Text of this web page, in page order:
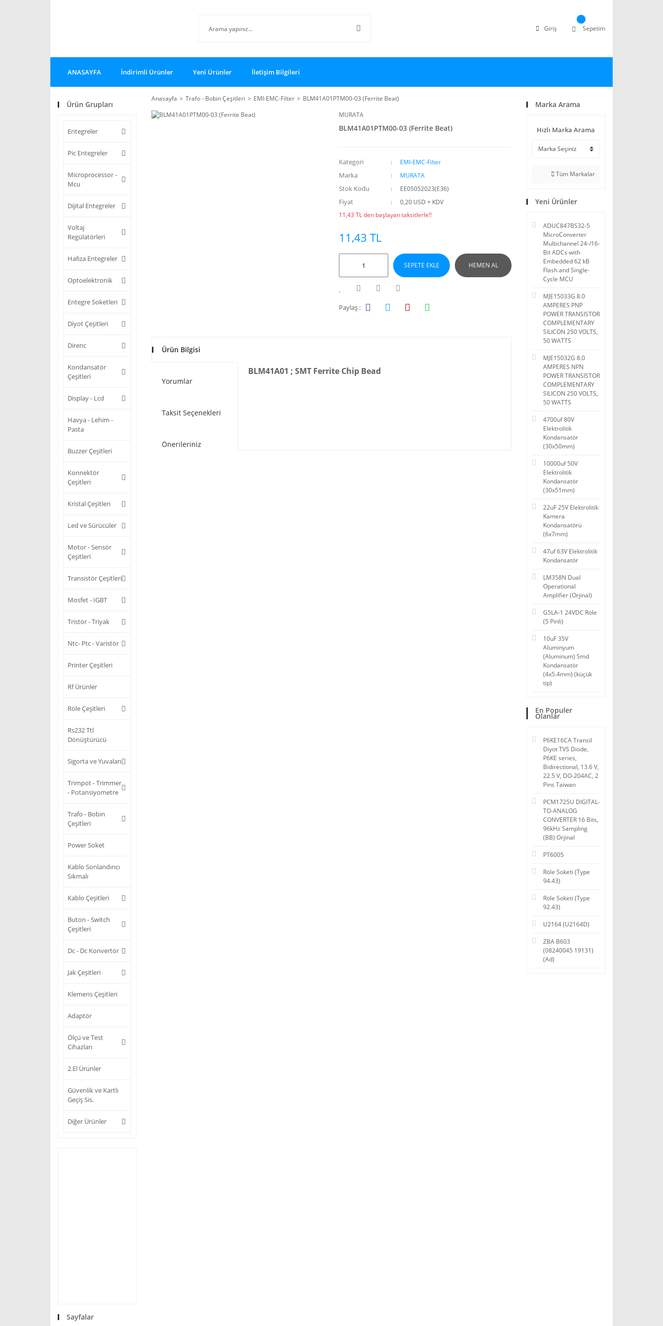
Giriş Sepetim
ANASAYFA İndirimli Ürünler Yeni Ürünler İletişim Bilgileri
Ürün Grupları
Entegreler
Pic Entegreler
Microprocessor -
Mcu
Dijital Entegreler
Voltaj
Regülatörleri
Hafıza Entegreler
Optoelektronik
Entegre Soketleri
Diyot Çeşitleri
Direnc
Kondansatör
Çeşitleri
Display - Lcd
Havya - Lehim -
Pasta
Buzzer Çeşitleri
Konnektör
Çeşitleri
Kristal Çeşitleri
Led ve Sürücüler
Motor - Sensör
Çeşitleri
Transistör Çeşitleri
Mosfet - IGBT
Tristör - Triyak
Ntc- Ptc - Varistör
Printer Çeşitleri
Rf Ürünler
Röle Çeşitleri
Rs232 Ttl
Dönüştürücü
Sigorta ve Yuvaları
Trimpot - Trimmer
- Potansiyometre
Trafo - Bobin
Çeşitleri
Power Soket
Kablo Sonlandırıcı
Sıkmalı
Kablo Çeşitleri
Buton - Switch
Çeşitleri
Dc - Dc Konvertör
Jak Çeşitleri
Klemens Çeşitleri
Adaptör
Ölçü ve Test
Cihazları
2.El Ürünler
Güvenlik ve Kartlı
Geçiş Sis.
Diğer Ürünler
Sayfalar
Anasayfa Trafo - Bobin Çeşitleri EMI-EMC-Filter
BLM41A01PTM00-03 (Ferrite Beat)
MURATA
BLM41A01PTM00-03 (Ferrite Beat)
Kategori EMI-EMC-Filter
Marka MURATA
Stok Kodu EE05052023(E36)
Fiyat
0,20 USD + KDV
11,43 TL den başlayan taksitlerle!!
11,43 TL
SEPETE EKLE HEMEN AL
Paylaş :
Ürün Bilgisi
Yorumlar
Taksit Seçenekleri
Önerileriniz
BLM41A01 ; SMT Ferrite Chip Bead
Marka Arama
Hızlı Marka Arama
Tüm Markalar
Yeni Ürünler
ADUC847BS32-5
MicroConverter
Multichannel 24-/16-
Bit ADCs with
Embedded 62 kB
Flash and Single-
Cycle MCU
MJE15033G 8.0
AMPERES PNP
POWER TRANSISTOR
COMPLEMENTARY
SILICON 250 VOLTS,
50 WATTS
MJE15032G 8.0
AMPERES NPN
POWER TRANSISTOR
COMPLEMENTARY
SILICON 250 VOLTS,
50 WATTS
4700uf 80V
Elektrolitik
Kondansatör
(30x50mm)
10000uf 50V
Elektrolitik
Kondansatör
(30x51mm)
22uF 25V Elektrolitik
Kamera
Kondansatörü
(6x7mm)
47uf 63V Elektrolitik
Kondansatör
LM358N Dual
Operational
Amplifier (Orjinal)
G5LA-1 24VDC Röle
(5 Pinli)
10uF 35V
Alüminyum
(Aluminum) Smd
Kondansatör
(4x5.4mm) (küçük
tip)
En Populer
Olanlar
P6KE16CA Transil
Diyot TVS Diode,
P6KE series,
Bidirectional, 13.6 V,
22.5 V, DO-204AC, 2
Pins Taiwan
PCM1725U DIGITAL-
TO-ANALOG
CONVERTER 16 Bits,
96kHz Sampling
(BB) Orjinal
PT6005
Röle Soketi (Type
94.43)
Röle Soketi (Type
92.43)
U2164 (U2164D)
ZBA B603
(08240045 19131)
(Ad)